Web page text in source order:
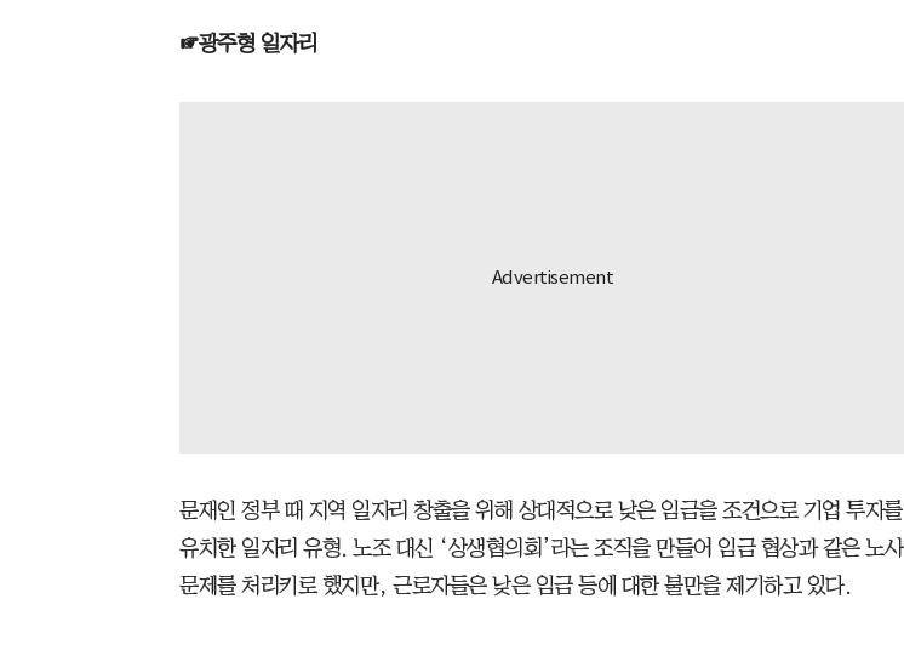
☞광주형 일자리
문재인 정부 때 지역 일자리 창출을 위해 상대적으로 낮은 임금을 조건으로 기업 투자를
유치한 일자리 유형. 노조 대신 ‘상생협의회’라는 조직을 만들어 임금 협상과 같은 노사
문제를 처리키로 했지만, 근로자들은 낮은 임금 등에 대한 불만을 제기하고 있다.